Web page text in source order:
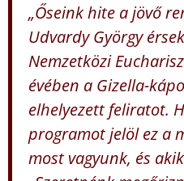
„Őseink hite a jövő
Udvardy György
Nemzetközi
évében a Gizella-
elhelyezett feliratot.
programot jelöl ez a
most vagyunk, és